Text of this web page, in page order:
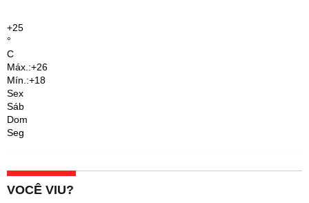
+25
°
C
Máx.:+26
Mín.:+18
Sex
Sáb
Dom
Seg
VOCÊ VIU?